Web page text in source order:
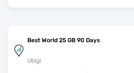
Best World 25 GB 90 Days
Ubigi